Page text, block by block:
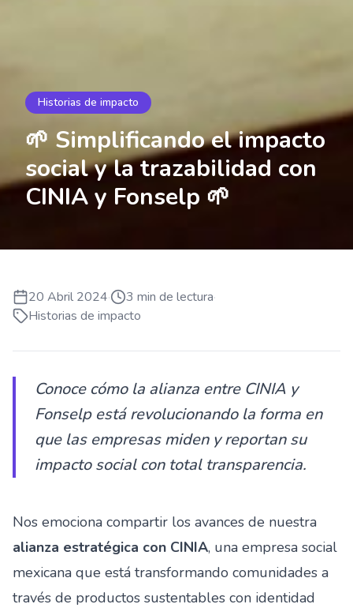
Historias de impacto
🌱 Simplificando el impacto
social y la trazabilidad con
CINIA y Fonselp 🌱
20 Abril 2024· 3 min de lectura·
Historias de impacto
Conoce cómo la alianza entre CINIA y
Fonselp está revolucionando la forma en
que las empresas miden y reportan su
impacto social con total transparencia.
Nos emociona compartir los avances de nuestra
alianza estratégica con CINIA, una empresa social
mexicana que está transformando comunidades a
través de productos sustentables con identidad